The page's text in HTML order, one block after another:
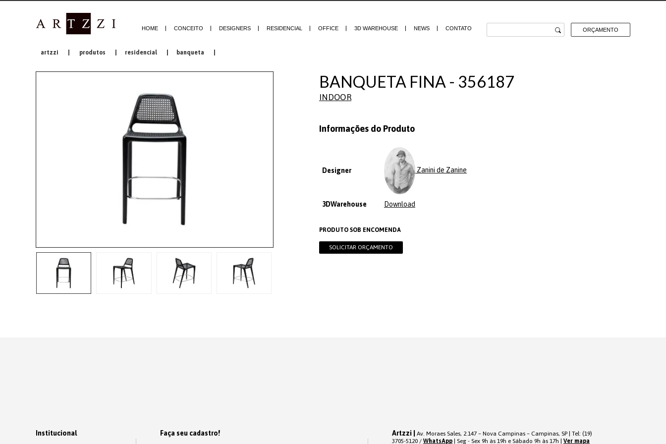
HOME CONCEITO DESIGNERS RESIDENCIAL OFFICE 3D WAREHOUSE NEWS CONTATO ORÇAMENTO
artzzi produtos residencial banqueta
BANQUETA FINA - 356187
INDOOR
Informações do Produto
Designer Zanini de Zanine
3DWarehouse Download
PRODUTO SOB ENCOMENDA
SOLICITAR ORÇAMENTO
Institucional Faça seu cadastro! Artzzi | Av. Moraes Sales, 2.147 – Nova Campinas – Campinas, SP | Tel: (19)
3705-5120 /WhatsApp | Seg - Sex 9h às 19h e Sábado 9h às 17h |Ver mapa